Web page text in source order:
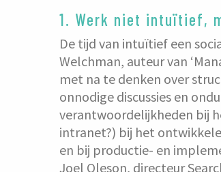
1. Werk niet intuïtief,
De tijd van intuïtief een
Welchman, auteur van
met na te denken over
onnodige discussies en
verantwoordelijkheden bij
intranet?) bij het
en bij productie- en
Joel Oleson, directeur